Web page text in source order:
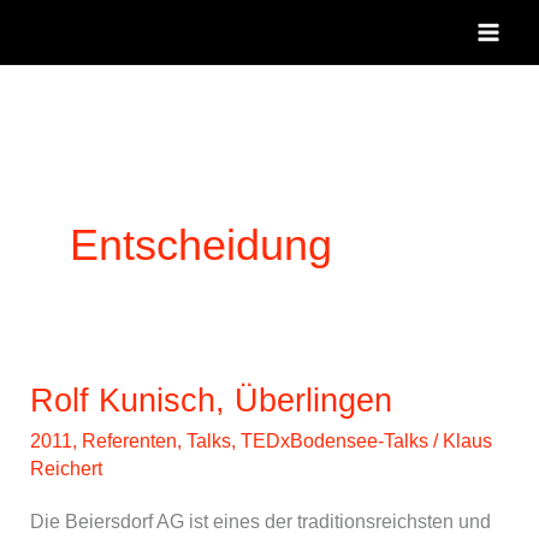
Entscheidung
Rolf Kunisch, Überlingen
2011, Referenten,Talks,TEDxBodensee-Talks / Klaus
Reichert
Die Beiersdorf AG ist eines der traditionsreichsten und